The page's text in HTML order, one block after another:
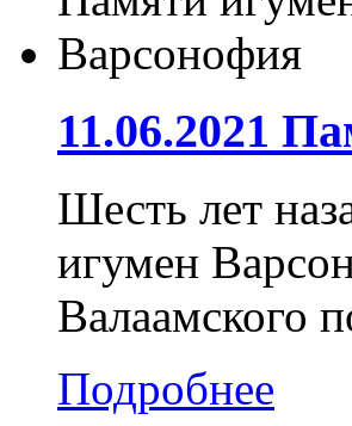
11.06.2021
Шесть лет
игумен
Валаамского
Подробнее